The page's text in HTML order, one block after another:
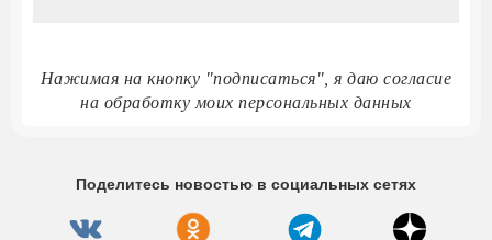
Нажимая на кнопку "подписаться", я даю согласие
на обработку моих персональных данных
Поделитесь новостью в социальных сетях